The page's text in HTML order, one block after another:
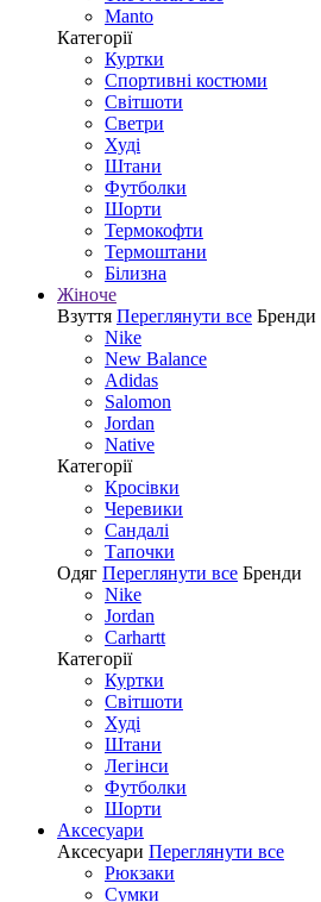
Manto
Категорії
Куртки
Спортивні костюми
Світшоти
Светри
Худі
Штани
Футболки
Шорти
Термокофти
Термоштани
Білизна
Жіноче
Взуття Переглянути все Бренди
Nike
New Balance
Adidas
Salomon
Jordan
Native
Категорії
Кросівки
Черевики
Сандалі
Tапочки
Одяг Переглянути все Бренди
Nike
Jordan
Carhartt
Категорії
Куртки
Світшоти
Худі
Штани
Легінси
Футболки
Шорти
Аксесуари
Аксесуари Переглянути все
Рюкзаки
Сумки